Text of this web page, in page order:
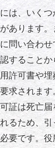
は、いく
あります
問い合わ
すること
許可書や
求されま
証は死亡
るため、
要です。